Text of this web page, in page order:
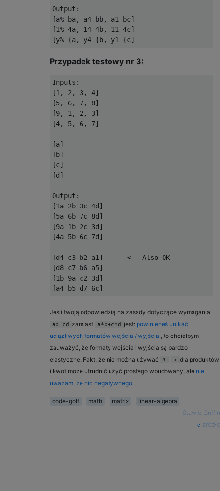
Output:
[a% ba, a4 bb, a1 bc]
[1% 4a, 14 4b, 11 4c]
Przypadek testowy nr 3:
Inputs:
[1, 2, 3, 4]
[5, 6, 7, 8]
[9, 1, 2, 3]
[4, 5, 6, 7]
[a]
[b]
[c]
[d]
Output:
[1a 2b 3c 4d]
[5a 6b 7c 8d]
[9a 1b 2c 3d]
[4a 5b 6c 7d]
[d4 c3 b2 a1]      <-- Also OK
[d8 c7 b6 a5]
[1b 9a c2 3d]
Jeśli twoją odpowiedzią na zasady dotyczące wymagania
ab cd zamiast a*b+c*d jest: powinieneś unikać
uciążliwych formatów wejścia / wyjścia , to chciałbym
zauważyć, że formaty wejścia i wyjścia są bardzo
elastyczne. Fakt, że nie można używać
* i + dla produktów
i kwot może utrudnić użyć prostego wbudowany, ale nie
uważam, że nic negatywnego.
code-golf math matrix
linear-algebra
Stewie Griffin
źródło